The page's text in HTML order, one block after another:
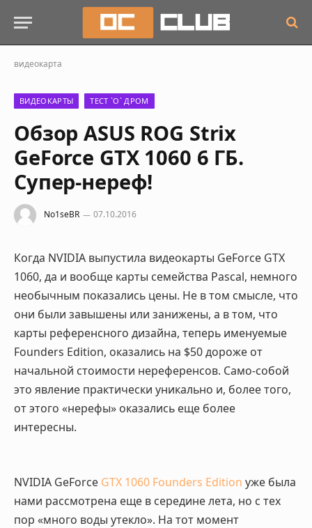
видеокарта
ВИДЕОКАРТЫ ТЕСТ `О` ДРОМ
Обзор ASUS ROG Strix
GeForce GTX 1060 6 ГБ.
Супер-нереф!
No1seBR 07.10.2016
Когда NVIDIA выпустила видеокарты GeForce GTX
1060, да и вообще карты семейства Pascal, немного
необычным показались цены. Не в том смысле, что
они были завышены или занижены, а в том, что
карты референсного дизайна, теперь именуемые
Founders Edition, оказались на $50 дороже от
начальной стоимости нереференсов. Само-собой
это явление практически уникально и, более того,
от этого «нерефы» оказались еще более
интересны.
NVIDIA GeForce GTX 1060 Founders Edition уже была
нами рассмотрена еще в середине лета, но с тех
пор «много воды утекло». На тот момент